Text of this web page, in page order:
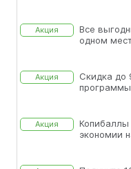
Акция
Все
одном
Акция
Скидка до
программы
Акция
Копибаллы
экономии